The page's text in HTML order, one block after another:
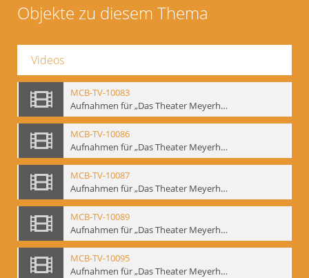
Objekte zu diesem Thema
Videos
MCB-TV-10083
Aufnahmen für „Das Theater Meyerholds und die Biomechanik“ (1). Demonstration der Etüde „Die Ohrfeige“ in verschiedenen Variationen, Ausschnitt 1 - Interne Signatur: BM-vid-1_A1
MCB-TV-10086
Aufnahmen für „Das Theater Meyerholds und die Biomechanik“ (2). Demonstration der Etüde „Die Ohrfeige“ in verschiedenen Variationen, Ausschnitt 1 - Interne Signatur: BM-vid-2_A1
MCB-TV-10087
Aufnahmen für „Das Theater Meyerholds und die Biomechanik“ (2). Demonstration der Etüde „Die Ohrfeige“ in verschiedenen Variationen, Ausschnitt 2 - Interne Signatur: BM-vid-2_A2
MCB-TV-10089
Aufnahmen für „Das Theater Meyerholds und die Biomechanik“ (3). Etüde „Der Dolchstoß“, Ausschnitt 1 - Interne Signatur: BM-vid-3_A1
MCB-TV-10095
Aufnahmen für „Das Theater Meyerholds und die Biomechanik“ (6). Biomechanische Grundelemente und szenische Umsetzung, Ausschnitt 1 - Interne Signatur: BM-vid-6_A1